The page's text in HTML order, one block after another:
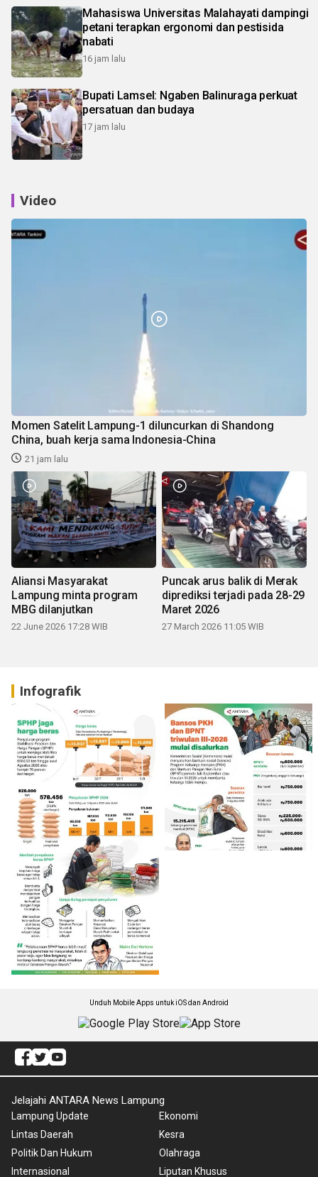
Mahasiswa Universitas Malahayati dampingi
petani terapkan ergonomi dan pestisida
nabati
16 jam lalu
Bupati Lamsel: Ngaben Balinuraga perkuat
persatuan dan budaya
17 jam lalu
Video
Momen Satelit Lampung-1 diluncurkan di Shandong
China, buah kerja sama Indonesia-China
21 jam lalu
Aliansi Masyarakat
Lampung minta program
MBG dilanjutkan
22 June 2026 17:28 WIB
Puncak arus balik di Merak
diprediksi terjadi pada 28-29
Maret 2026
27 March 2026 11:05 WIB
Infografik
Unduh Mobile Apps untuk iOS dan Android
Jelajahi ANTARA News Lampung
Lampung Update
Lintas Daerah
Politik Dan Hukum
Internasional
Ekonomi
Kesra
Olahraga
Liputan Khusus